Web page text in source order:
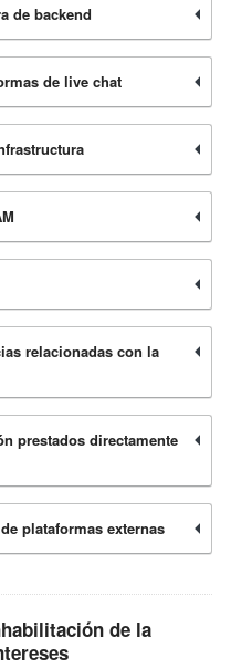
de backend
de live chat
relacionadas con la
prestados directamente
plataformas externas
de la